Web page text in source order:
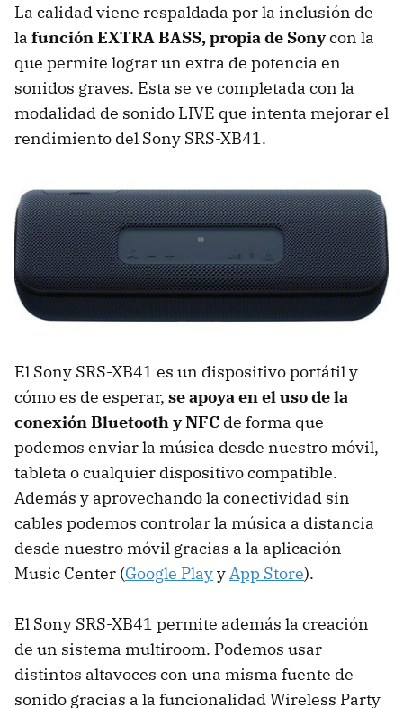
La calidad viene respaldada por la inclusión de
la función EXTRA BASS, propia de Sonycon la
que permite lograr un extra de potencia en
sonidos graves. Esta se ve completada con la
modalidad de sonido LIVE que intenta mejorar el
rendimiento del Sony SRS-XB41.
El Sony SRS-XB41 es un dispositivo portátil y
cómo es de esperar, se apoya en el uso de la
conexión Bluetooth y NFC de forma que
podemos enviar la música desde nuestro móvil,
tableta o cualquier dispositivo compatible.
Además y aprovechando la conectividad sin
cables podemos controlar la música a distancia
desde nuestro móvil gracias a la aplicación
Music Center (Google PlayyApp Store).
El Sony SRS-XB41 permite además la creación
de un sistema multiroom. Podemos usar
distintos altavoces con una misma fuente de
sonido gracias a la funcionalidad Wireless Party